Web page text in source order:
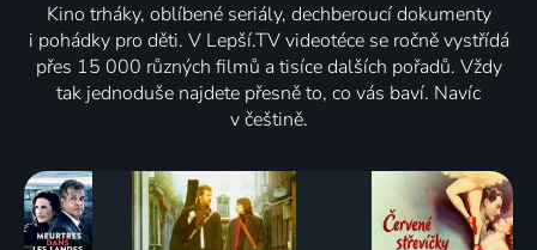
Kino trháky, oblíbené seriály, dechberoucí dokumenty
i pohádky pro děti. V Lepší.TV videotéce se ročně vystřídá
přes 15 000 různých filmů a tisíce dalších pořadů. Vždy
tak jednoduše najdete přesně to, co vás baví. Navíc
v češtině.